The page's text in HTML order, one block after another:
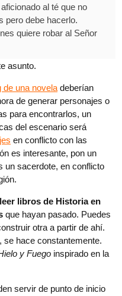
al té que no
pero debe hacerlo.
quiere robar al Señor
asunto.
de una noveladeberían
de generar personajes o
para encontrarlos, un
del escenario será
en conflicto con las
es interesante, pon un
un sacerdote, en conflicto
leer libros de Historia en
que hayan pasado. Puedes
otra a partir de ahí.
se hace constantemente.
y Fuego inspirado en la
servir de punto de inicio